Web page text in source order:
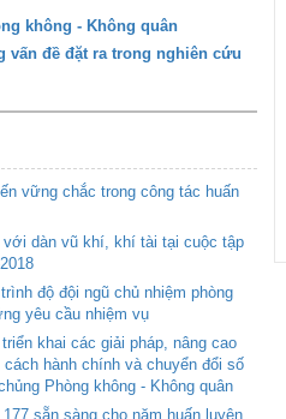
không - Không quân
vấn đề đặt ra trong nghiên cứu
vững chắc trong công tác huấn
với dàn vũ khí, khí tài tại cuộc tập
độ đội ngũ chủ nhiệm phòng
yêu cầu nhiệm vụ
khai các giải pháp, nâng cao
cách hành chính và chuyển đổi số
Phòng không - Không quân
177 sẵn sàng cho năm huấn luyện